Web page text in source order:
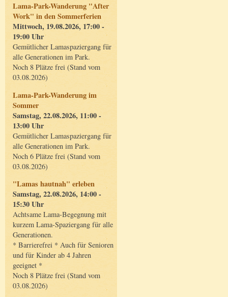
Lama-Park-Wanderung "After
Work" in den Sommerferien
Mittwoch, 19.08.2026, 17:00 -
19:00 Uhr
Gemütlicher Lamaspaziergang für
alle Generationen im Park.
Noch 8 Plätze frei (Stand vom
03.08.2026)
Lama-Park-Wanderung im
Sommer
Samstag, 22.08.2026, 11:00 -
13:00 Uhr
Gemütlicher Lamaspaziergang für
alle Generationen im Park.
Noch 6 Plätze frei (Stand vom
03.08.2026)
"Lamas hautnah" erleben
Samstag, 22.08.2026, 14:00 -
15:30 Uhr
Achtsame Lama-Begegnung mit
kurzem Lama-Spaziergang für alle
Generationen.
* Barrierefrei * Auch für Senioren
und für Kinder ab 4 Jahren
geeignet *
Noch 8 Plätze frei (Stand vom
03.08.2026)